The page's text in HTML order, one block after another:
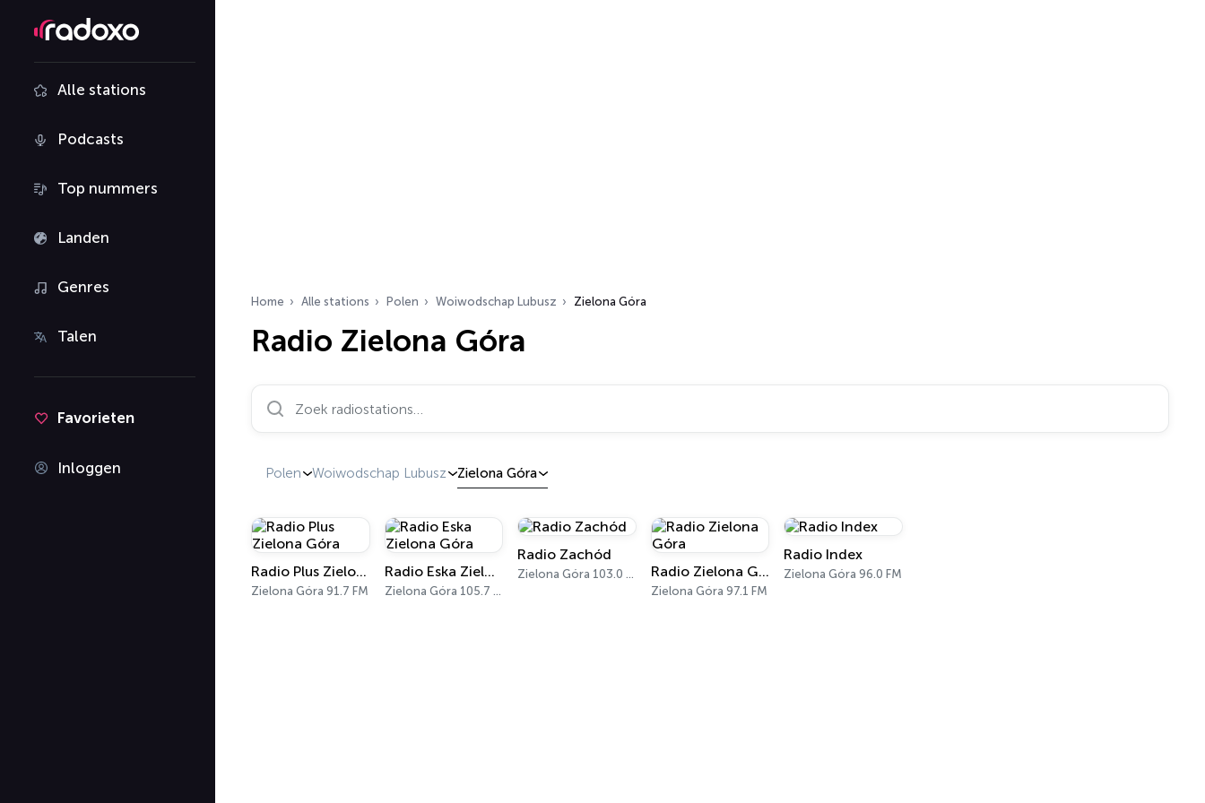
Alle stations
Podcasts
Top nummers
Landen
Genres
Talen
Favorieten
Inloggen
Home Alle stations Polen Woiwodschap Lubusz Zielona Góra
Radio Zielona Góra
Zoek radiostations…
Polen Woiwodschap Lubusz Zielona Góra
Radio Plus Zielona Góra
Zielona Góra 91.7 FM
Radio Eska Zielona Góra
Zielona Góra 105.7 FM
Radio Zachód
Zielona Góra 103.0 FM Radio Zielona Góra
Zielona Góra 97.1 FM
Radio Index
Zielona Góra 96.0 FM